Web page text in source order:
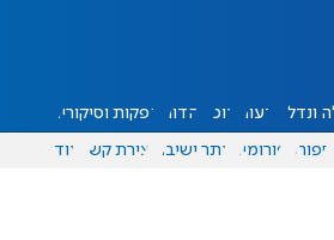
ונדל"ן דעות אוכל יהדות הפקות וסיקורים
ספורט פורומים אתר ישיבה יצירת קשר עוד